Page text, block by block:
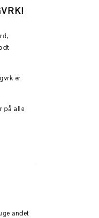
er
på alle
andet